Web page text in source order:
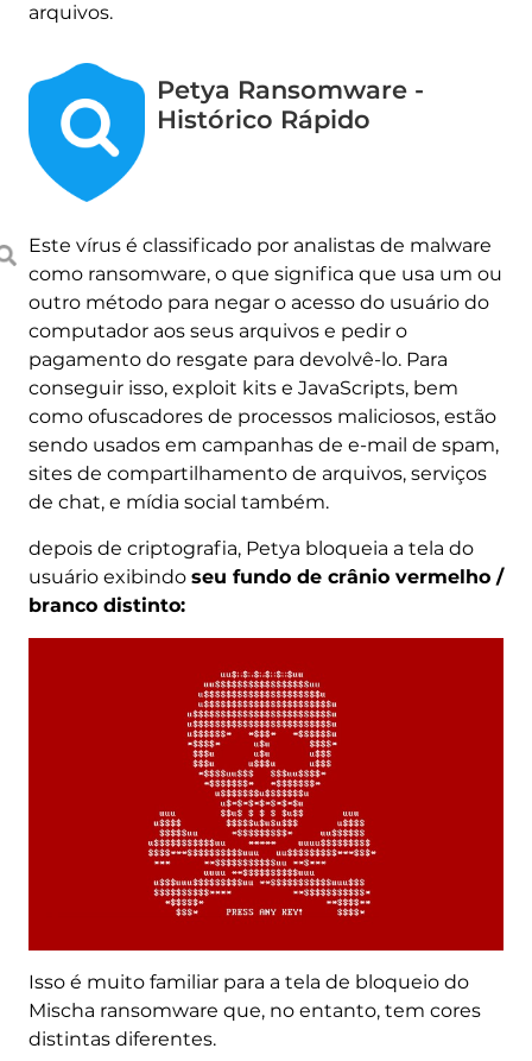
arquivos.
Petya Ransomware -
Histórico Rápido
Este vírus é classificado por analistas de malware
como ransomware, o que significa que usa um ou
outro método para negar o acesso do usuário do
computador aos seus arquivos e pedir o
pagamento do resgate para devolvê-lo. Para
conseguir isso, exploit kits e JavaScripts, bem
como ofuscadores de processos maliciosos, estão
sendo usados ​​em campanhas de e-mail de spam,
sites de compartilhamento de arquivos, serviços
de chat, e mídia social também.
depois de criptografia, Petya bloqueia a tela do
usuário exibindo seu fundo de crânio vermelho /
branco distinto:
Isso é muito familiar para a tela de bloqueio do
Mischa ransomware que, no entanto, tem cores
distintas diferentes.